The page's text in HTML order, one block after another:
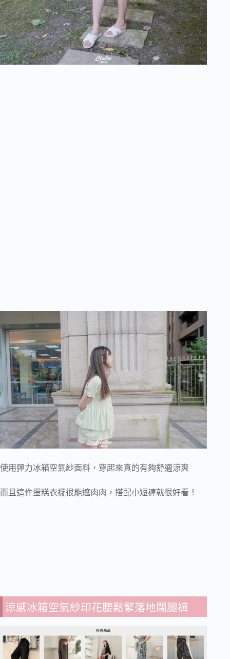
使用彈力冰箱空氣紗面料，穿起來真的有夠舒適涼爽
而且這件蛋糕衣襬很能遮肉肉，搭配小短褲就很好看！
涼感冰箱空氣紗印花腰鬆緊落地闊腿褲